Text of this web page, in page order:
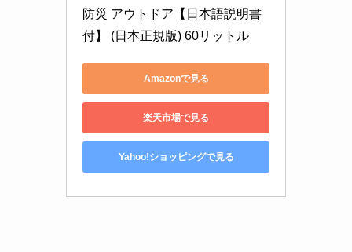
防災 アウトドア【日本語説明書
付】 (日本正規版) 60リットル
Amazonで見る
楽天市場で見る
Yahoo!ショッピングで見る